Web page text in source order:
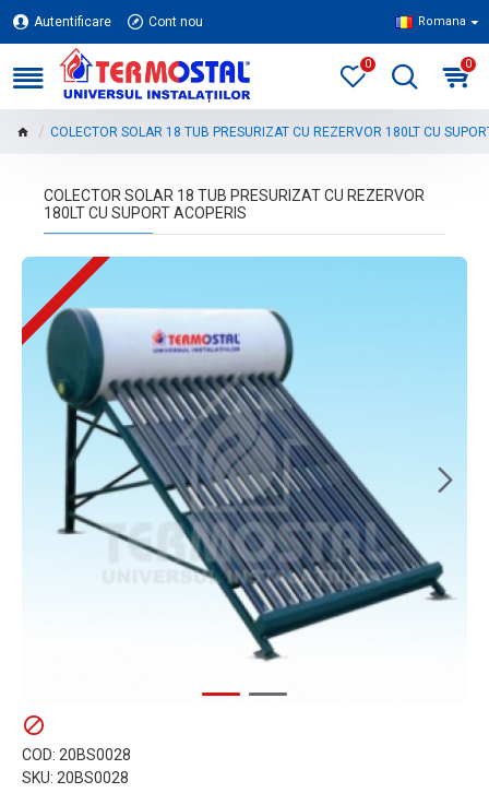
Autentificare Cont nou Romana
0 0
COLECTOR SOLAR 18 TUB PRESURIZAT CU REZERVOR 180LT CU
COLECTOR SOLAR 18 TUB PRESURIZAT CU REZERVOR
180LT CU SUPORT ACOPERIS
COD: 20BS0028
SKU: 20BS0028